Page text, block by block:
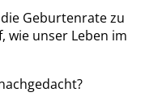
Geburtenrate zu
wie unser Leben im